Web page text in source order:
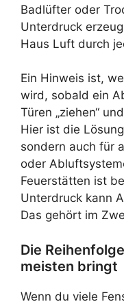
Badlüfter oder
Unterdruck
Haus Luft durch
Ein Hinweis ist,
wird, sobald ein
Türen „ziehen“
Hier ist die
sondern auch für
oder
Feuerstätten ist
Unterdruck kann
Das gehört im
Die
meisten bringt
Wenn du viele